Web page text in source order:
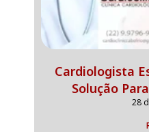
Cardiologista
Solução
28